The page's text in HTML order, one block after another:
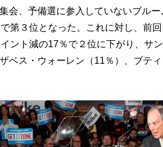
会、予備選に参入していないブル
第３位となった。これに対し、前
ント減の17％で２位に下がり、サ
ベス・ウォーレン（11％）、ブテ